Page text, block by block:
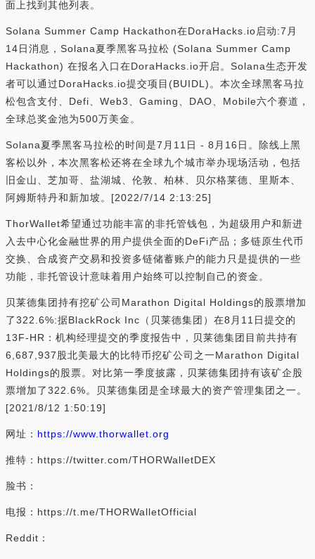
面上找到其他列表。
Solana Summer Camp Hackathon在DoraHacks.io启动:7月
14日消息，Solana夏季黑客马拉松 (Solana Summer Camp
Hackathon) 在报名入口在DoraHacks.io开启。Solana生态开发
者可以通过DoraHacks.io提交项目(BUIDL)。本次全球黑客马拉
松包含支付、Defi、Web3、Gaming、DAO、Mobile六个赛道，
全球总奖金池为500万美金。
Solana夏季黑客马拉松的时间是7月11日 - 8月16日。除线上黑
客松以外，本次黑客松还将在全球九个城市举办现场活动，包括
旧金山、芝加哥、盐湖城、伦敦、柏林、贝尔格莱德、里斯本、
阿姆斯特丹和新加坡。[2022/7/14 2:13:25]
ThorWallet希望通过功能丰富的非托管钱包，为超级用户和新进
入去中心化金融世界的用户提供全面的DeFi产品；多链原生代币
交换、合成资产交易和投资多链储蓄账户的能力只是提供的一些
功能，非托管设计意味着用户始终可以控制自己的资金。
贝莱德集团持有挖矿公司Marathon Digital Holdings的股票增加
了322.6%:据BlackRock Inc（贝莱德集团）在8月11日提交的
13F-HR：机构经理提交的季度报告中，贝莱德集团目前共持有
6,687,937股北美最大的比特币挖矿公司之一Marathon Digital
Holdings的股票。对比第一季度披露，贝莱德集团持有该矿企股
票增加了322.6%。贝莱德集团是全球最大的资产管理集团之一。
[2021/8/12 1:50:19]
网址： https://www.thorwallet.org
推特：https://twitter.com/THORWalletDEX
脸书：
电报：https://t.me/THORWalletOfficial
Reddit：